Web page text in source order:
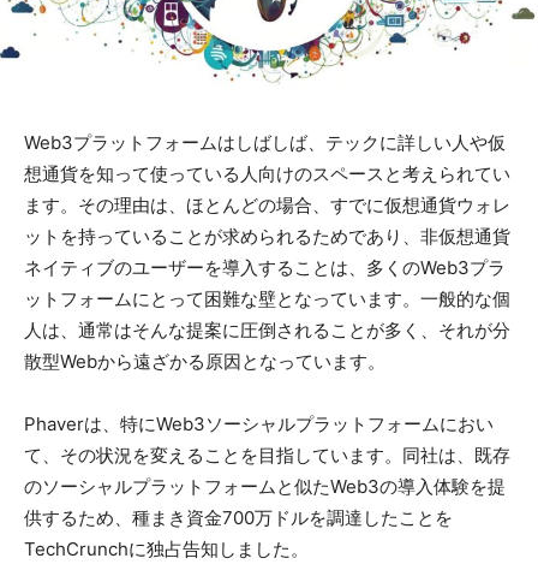
Web3プラットフォームはしばしば、テックに詳しい人や仮
想通貨を知って使っている人向けのスペースと考えられてい
ます。その理由は、ほとんどの場合、すでに仮想通貨ウォレ
ットを持っていることが求められるためであり、非仮想通貨
ネイティブのユーザーを導入することは、多くのWeb3プラ
ットフォームにとって困難な壁となっています。一般的な個
人は、通常はそんな提案に圧倒されることが多く、それが分
散型Webから遠ざかる原因となっています。
Phaverは、特にWeb3ソーシャルプラットフォームにおい
て、その状況を変えることを目指しています。同社は、既存
のソーシャルプラットフォームと似たWeb3の導入体験を提
供するため、種まき資金700万ドルを調達したことを
TechCrunchに独占告知しました。